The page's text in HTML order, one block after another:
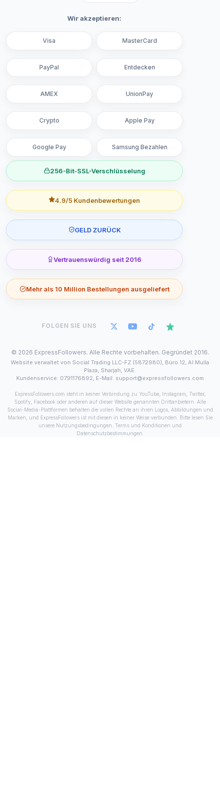
Wir akzeptieren:
Visa MasterCard
PayPal Entdecken
AMEX UnionPay
Crypto Apple Pay
Google Pay Samsung Bezahlen
256-Bit-SSL-Verschlüsselung
4.9/5 Kundenbewertungen
GELD ZURÜCK
Vertrauenswürdig seit 2016
Mehr als 10 Million Bestellungen ausgeliefert
FOLGEN SIE UNS
© 2026 ExpressFollowers. Alle Rechte vorbehalten. Gegründet 2016.
Website verwaltet von Social Trading LLC-FZ (5872980), Büro 12, Al Mulla
Plaza, Sharjah, VAE.
Kundenservice: 0791176892, E-Mail: support@expressfollowers.com
ExpressFollowers.com steht in keiner Verbindung zu YouTube, Instagram, Twitter,
Spotify, Facebook oder anderen auf dieser Website genannten Drittanbietern. Alle
Social-Media-Plattformen behalten die vollen Rechte an ihren Logos, Abbildungen und
Marken, und ExpressFollowers ist mit diesen in keiner Weise verbunden. Bitte lesen Sie
unsere Nutzungsbedingungen. Terms und Konditionen und
Datenschutzbestimmungen